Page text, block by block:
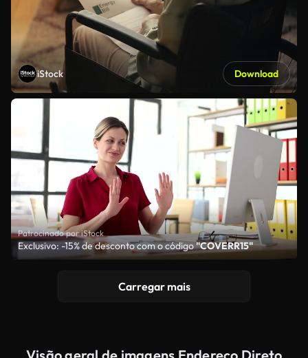
iStock Download
Patrocinado por iStock
Exclusivo: -15% de desconto com o código"COVERR15"
Carregar mais